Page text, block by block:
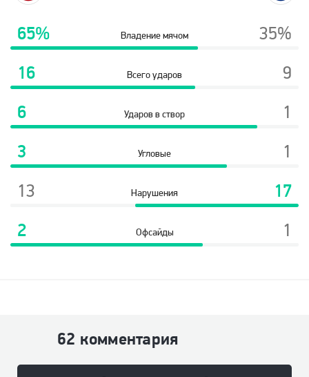
65% Владение мячом
35%
16
Всего ударов
9
6
Ударов в створ
1
3
Угловые
1
13
Нарушения
17
2
Офсайды 1
62 комментария